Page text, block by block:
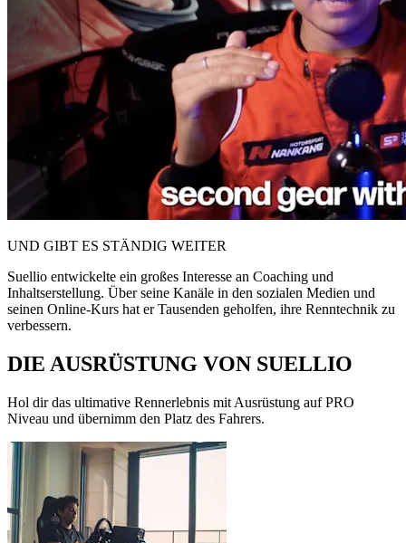
UND GIBT ES STÄNDIG WEITER
Suellio entwickelte ein großes Interesse an Coaching und
Inhaltserstellung. Über seine Kanäle in den sozialen Medien und
seinen Online-Kurs hat er Tausenden geholfen, ihre Renntechnik zu
verbessern.
DIE AUSRÜSTUNG VON SUELLIO
Hol dir das ultimative Rennerlebnis mit Ausrüstung auf PRO
Niveau und übernimm den Platz des Fahrers.